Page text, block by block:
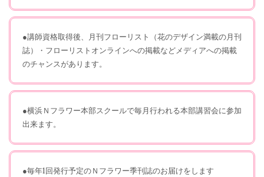
●講師資格取得後、月刊フローリスト（花のデザイン満載の月刊
誌）・フローリストオンラインへの掲載などメディアへの掲載
のチャンスがあります。
●横浜Ｎフラワー本部スクールで毎月行われる本部講習会に参加
出来ます。
●毎年1回発行予定のＮフラワー季刊誌のお届けをします